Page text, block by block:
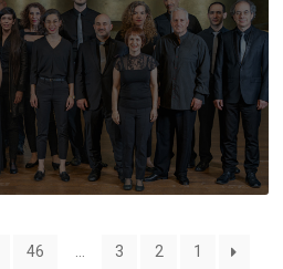
רכישת מנויים
שידור ישיר
VOD
צור קשר
אודות
תרומות
הצטרפות לאגודת הידידים
אגודת הידידים
1
2
3
…
46